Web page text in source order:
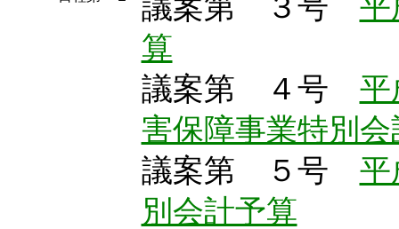
議案第 ３号 平
算
議案第 ４号 平
害保障事業特別会
議案第 ５号 平
別会計予算